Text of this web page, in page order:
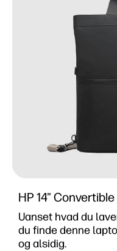
HP 14"
Uanset hvad du
du finde denne
og alsidig.